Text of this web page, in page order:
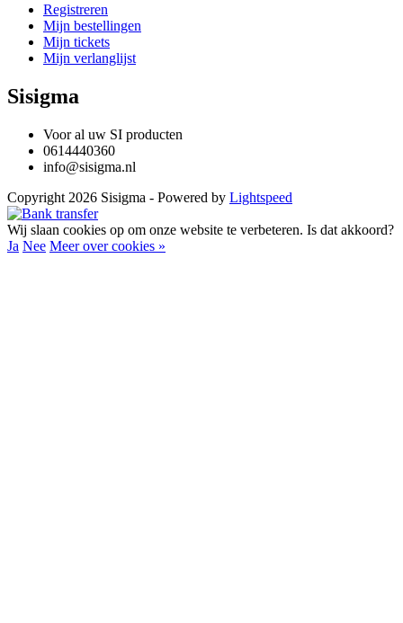
Registreren
Mijn bestellingen
Mijn tickets
Mijn verlanglijst
Sisigma
Voor al uw SI producten
0614440360
info@sisigma.nl
Copyright 2026 Sisigma - Powered by Lightspeed
Wij slaan cookies op om onze website te verbeteren. Is dat akkoord?
Ja Nee Meer over cookies »